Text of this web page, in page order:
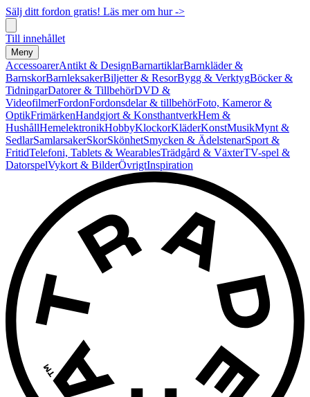
Sälj ditt fordon gratis! Läs mer om hur ->
Till innehållet
Meny
AccessoarerAntikt & DesignBarnartiklarBarnkläder &
BarnskorBarnleksakerBiljetter & ResorBygg & VerktygBöcker &
TidningarDatorer & TillbehörDVD &
VideofilmerFordonFordonsdelar & tillbehörFoto, Kameror &
OptikFrimärkenHandgjort & KonsthantverkHem &
HushållHemelektronikHobbyKlockorKläderKonstMusikMynt &
SedlarSamlarsakerSkorSkönhetSmycken & ÄdelstenarSport &
FritidTelefoni, Tablets & WearablesTrädgård & VäxterTV-spel &
DatorspelVykort & BilderÖvrigtInspiration